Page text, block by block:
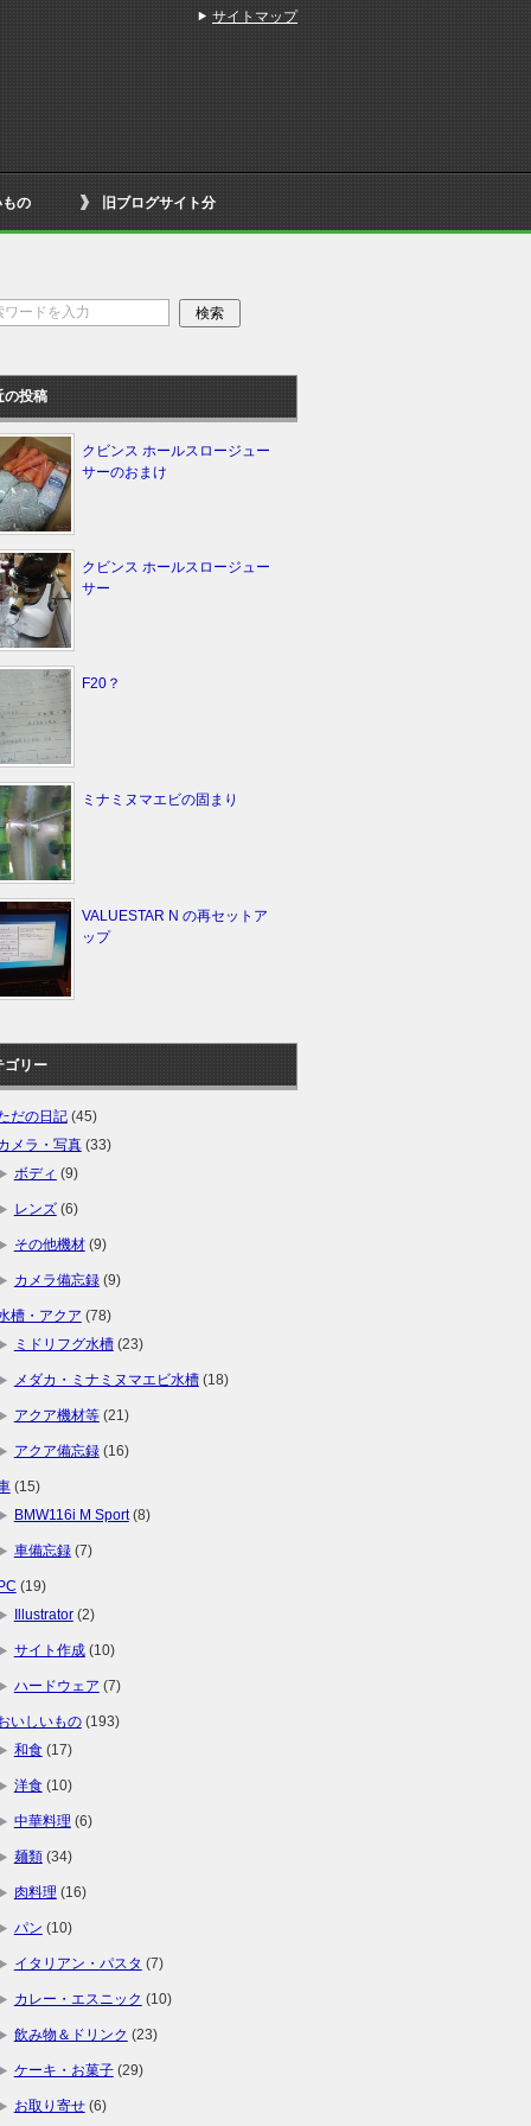
の 旧ブログサイト分
の投稿
クビンス ホールスロージュー
サーのおまけ
クビンス ホールスロージュー
サー
F20？
ミナミヌマエビの固まり
VALUESTAR N の再セットア
ップ
ゴリー
だの日記(45)
メラ・写真(33)
ボディ (9)
レンズ(6)
その他機材(9)
カメラ備忘録(9)
槽・アクア (78)
ミドリフグ水槽(23)
メダカ・ミナミヌマエビ水槽(18)
アクア機材等(21)
アクア備忘録(16)
(15)
BMW116i M Sport(8)
車備忘録(7)
(19)
Illustrator(2)
サイト作成(10)
ハードウェア (7)
いしいもの(193)
和食(17)
洋食(10)
中華料理 (6)
麺類(34)
肉料理 (16)
パン (10)
イタリアン・パスタ (7)
カレー・エスニック (10)
飲み物＆ドリンク (23)
ケーキ・お菓子(29)
お取り寄せ(6)
サイトマップ